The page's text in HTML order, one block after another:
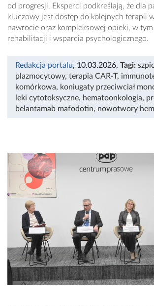
od progresji. Eksperci podkreślają, że dla
kluczowy jest dostęp do kolejnych terapii
nawrocie oraz kompleksowej opieki, w tym
rehabilitacji i wsparcia psychologicznego.
Redakcja portalu, 10.03.2026, Tagi:
plazmocytowy, terapia CAR-T,
komórkowa, koniugaty przeciwciał
leki cytotoksyczne, hematoonkologia,
belantamab mafodotin, nowotwory